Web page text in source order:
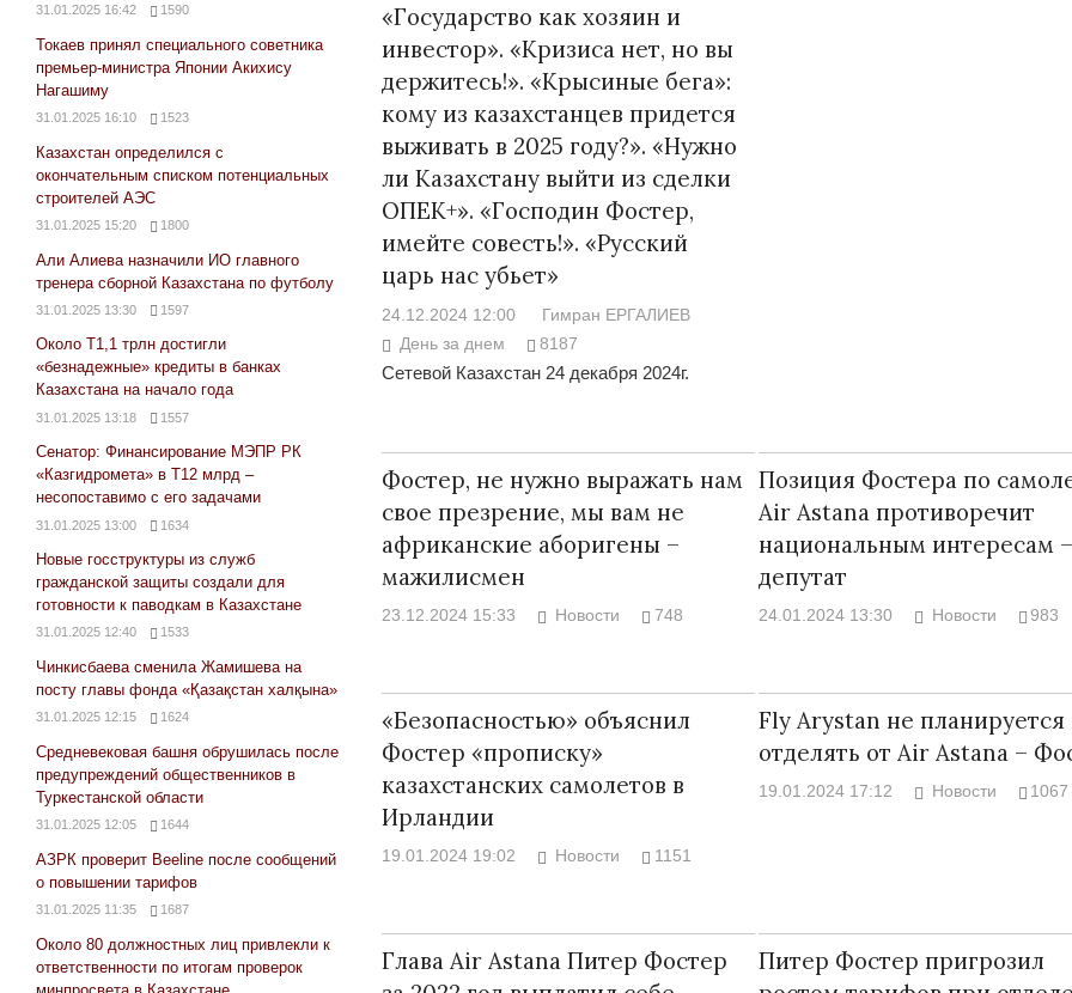
«Государство как хозяин и
инвестор». «Кризиса нет, но вы
держитесь!». «Крысиные бега»:
кому из казахстанцев придется
выживать в 2025 году?». «Нужно
ли Казахстану выйти из сделки
ОПЕК+». «Господин Фостер,
имейте совесть!». «Русский
царь нас убьет»
24.12.2024 12:00
Гимран ЕРГАЛИЕВ
День за днем
8187
Сетевой Казахстан 24 декабря 2024г.
Фостер, не нужно выражать нам
свое презрение, мы вам не
африканские аборигены –
мажилисмен
23.12.2024 15:33 Новости 748
Позиция Фостера по
Air Astana противоречит
национальным интересам –
депутат
24.01.2024 13:30 Новости 983
«Безопасностью» объяснил
Фостер «прописку»
казахстанских самолетов в
Ирландии
19.01.2024 19:02 Новости 1151
Fly Arystan не планируется
отделять от Air Astana –
19.01.2024 17:12 Новости 1067
Глава Air Astana Питер Фостер
Питер Фостер пригрозил
31.01.2025 16:42 1590
Токаев принял специального советника
премьер-министра Японии Акихису
Нагашиму
31.01.2025 16:10 1523
Казахстан определился с
окончательным списком потенциальных
строителей АЭС
31.01.2025 15:20 1800
Али Алиева назначили ИО главного
тренера сборной Казахстана по футболу
31.01.2025 13:30 1597
Около Т1,1 трлн достигли
«безнадежные» кредиты в банках
Казахстана на начало года
31.01.2025 13:18 1557
Сенатор: Финансирование МЭПР РК
«Казгидромета» в Т12 млрд –
несопоставимо с его задачами
31.01.2025 13:00 1634
Новые госструктуры из служб
гражданской защиты создали для
готовности к паводкам в Казахстане
31.01.2025 12:40 1533
Чинкисбаева сменила Жамишева на
посту главы фонда «Қазақстан халқына»
31.01.2025 12:15 1624
Средневековая башня обрушилась после
предупреждений общественников в
Туркестанской области
31.01.2025 12:05 1644
АЗРК проверит Beeline после сообщений
о повышении тарифов
31.01.2025 11:35 1687
Около 80 должностных лиц привлекли к
ответственности по итогам проверок
Авиакомпании сравнили с
мошенниками
30.10.2024 14:00
Война Миров.
08.11.2024